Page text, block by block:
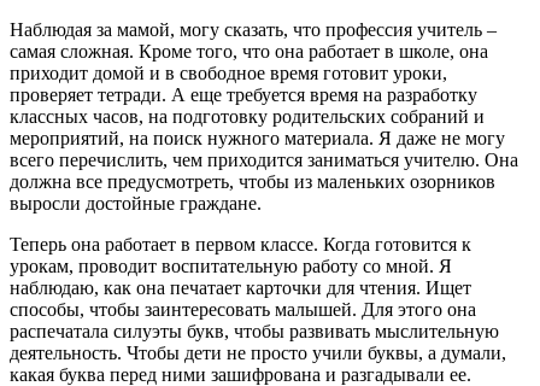
Наблюдая за мамой, могу сказать, что профессия учитель –
самая сложная. Кроме того, что она работает в школе, она
приходит домой и в свободное время готовит уроки,
проверяет тетради. А еще требуется время на разработку
классных часов, на подготовку родительских собраний и
мероприятий, на поиск нужного материала. Я даже не могу
всего перечислить, чем приходится заниматься учителю. Она
должна все предусмотреть, чтобы из маленьких озорников
выросли достойные граждане.
Теперь она работает в первом классе. Когда готовится к
урокам, проводит воспитательную работу со мной. Я
наблюдаю, как она печатает карточки для чтения. Ищет
способы, чтобы заинтересовать малышей. Для этого она
распечатала силуэты букв, чтобы развивать мыслительную
деятельность. Чтобы дети не просто учили буквы, а думали,
какая буква перед ними зашифрована и разгадывали ее.